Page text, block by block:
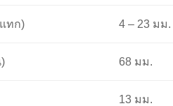
ทก) 4 – 23 มม.
68 มม.
13 มม.